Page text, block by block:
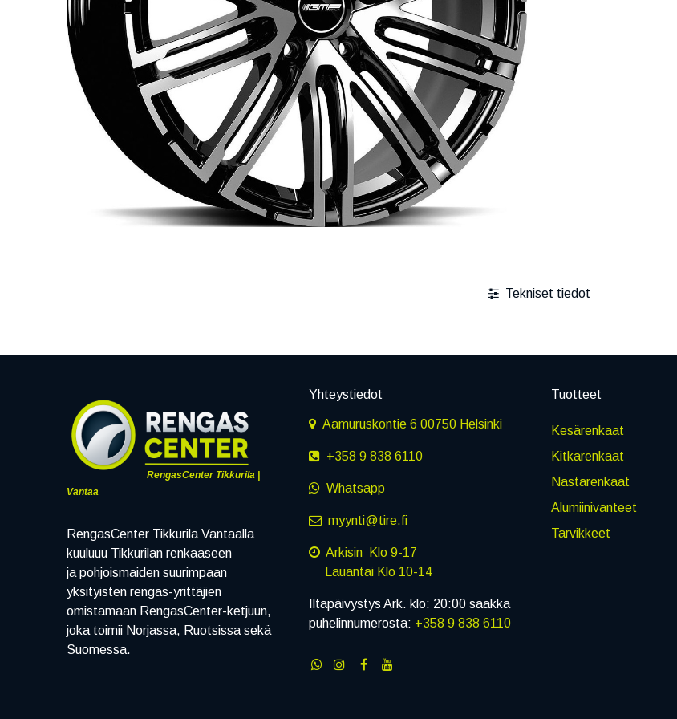
Tekniset tiedot
RengasCenter Tikkurila |
Vantaa
RengasCenter Tikkurila Vantaalla
kuuluuu Tikkurilan renkaaseen
ja pohjoismaiden suurimpaan
yksityisten rengas-yrittäjien
omistamaan RengasCenter-ketjuun,
joka toimii Norjassa, Ruotsissa sekä
Suomessa.
Yhteystiedot
Aamuruskontie 6 00750 Helsinki
+358 9 838 6110
Whatsapp
myynti@tire.fi
Arkisin Klo 9-17
Lauantai Klo 10-14
Iltapäivystys Ark. klo: 20:00 saakka
puhelinnumerosta: +358 9 838 6110
Tuotteet
Kesärenkaat
Kitkarenkaat
Nastarenkaat
Alumiinivanteet
Tarvikkeet